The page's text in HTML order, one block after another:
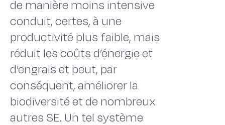
de manière moins intensive
conduit, certes, à une
productivité plus faible, mais
réduit les coûts d’énergie et
d’engrais et peut, par
conséquent, améliorer la
biodiversité et de nombreux
autres SE. Un tel système